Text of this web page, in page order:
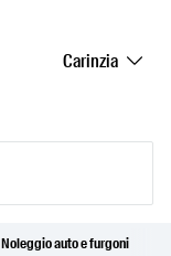
Carinzia
Noleggio auto e furgoni